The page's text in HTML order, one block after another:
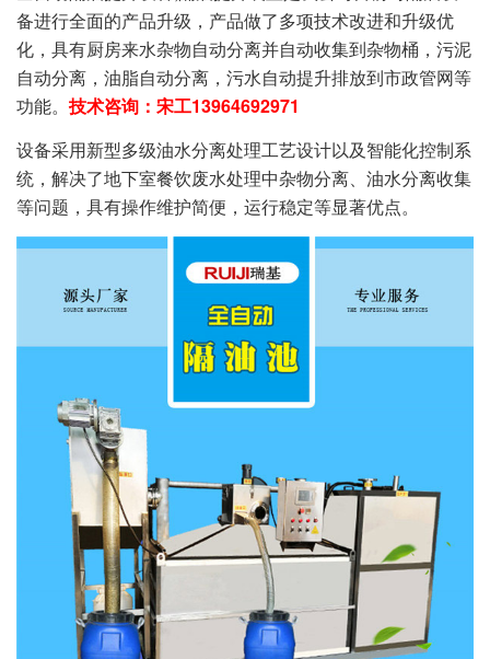
备进行全面的产品升级，产品做了多项技术改进和升级优
化，具有厨房来水杂物自动分离并自动收集到杂物桶，污泥
自动分离，油脂自动分离，污水自动提升排放到市政管网等
功能。 技术咨询：宋工13964692971
设备采用新型多级油水分离处理工艺设计以及智能化控制系
统，解决了地下室餐饮废水处理中杂物分离、油水分离收集
等问题，具有操作维护简便，运行稳定等显著优点。